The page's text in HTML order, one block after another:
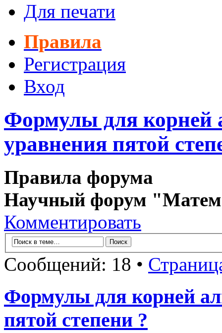
Для печати
Правила
Регистрация
Вход
Формулы для корней
уравнения пятой
Правила форума
Научный форум
Комментировать
Сообщений: 18 •
Формулы для корней
пятой степени ?